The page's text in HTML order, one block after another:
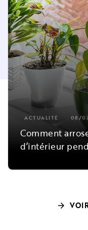
ACTUALITÉ 08/
Comment
d’intérieur
arrow_forward